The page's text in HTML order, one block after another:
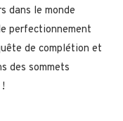
dans le monde
perfectionnement
de complétion et
des sommets